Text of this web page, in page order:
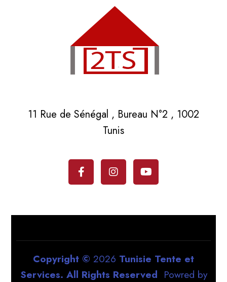
11 Rue de Sénégal , Bureau N°2 , 1002
Tunis
Copyright © 2026 Tunisie Tente et
Services. All Rights Reserved Powred by